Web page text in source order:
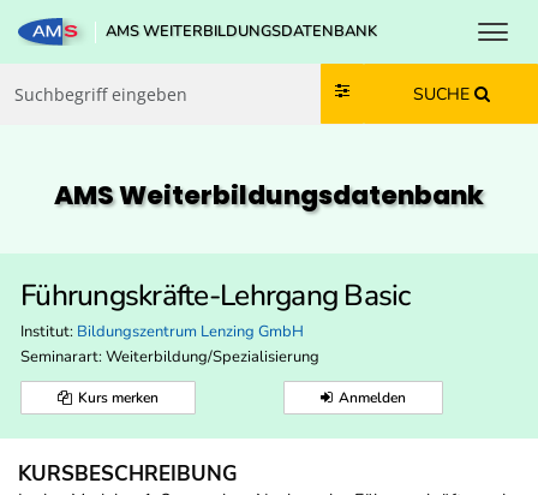
Zum Inhalt springen
Zum Navmenü springen
Zur Suche springen
Zur Footer springen
AMS WEITERBILDUNGSDATENBANK
SUCHE
AMS Weiterbildungs­datenbank
Führungskräfte-Lehrgang Basic
Institut: Bildungszentrum Lenzing GmbH
Seminarart: Weiterbildung/Spezialisierung
Kurs merken Anmelden
KURSBESCHREIBUNG